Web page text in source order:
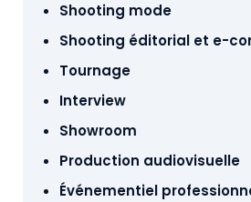
Shooting mode
Shooting éditorial et e-
Tournage
Interview
Showroom
Production audiovisuelle
Événementiel